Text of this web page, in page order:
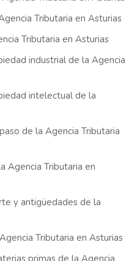
Tributaria en Asturias
Tributaria en Asturias
industrial de la Agencia
intelectual de la
de la Agencia Tributaria
Agencia Tributaria en
y antigüedades de la
Tributaria en Asturias